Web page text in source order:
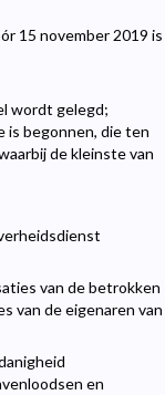
15 november 2019 is
wordt gelegd;
is begonnen, die ten
de kleinste van
van de betrokken
van de eigenaren van
en